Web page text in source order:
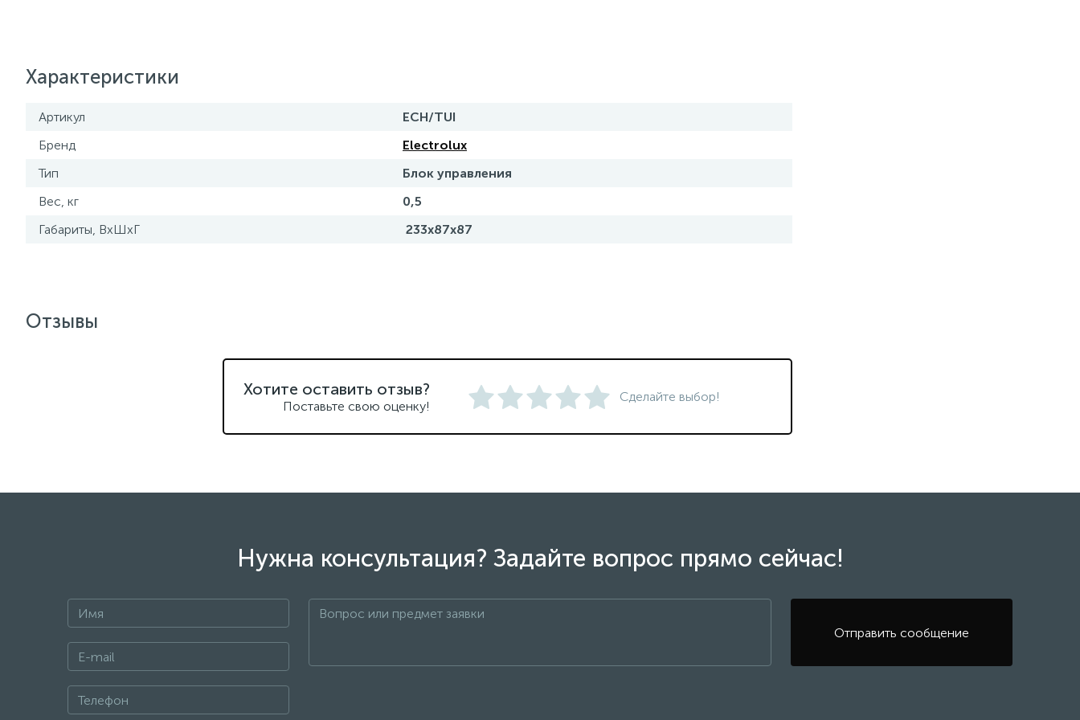
Характеристики
Артикул
ECH/TUI
Бренд
Electrolux
Тип
Блок управления
Вес, кг
0,5
Габариты, ВхШхГ
233x87x87
Отзывы
Хотите оставить отзыв?
Поставьте свою оценку!
Сделайте выбор!
Нужна консультация? Задайте вопрос прямо сейчас!
Отправить сообщение